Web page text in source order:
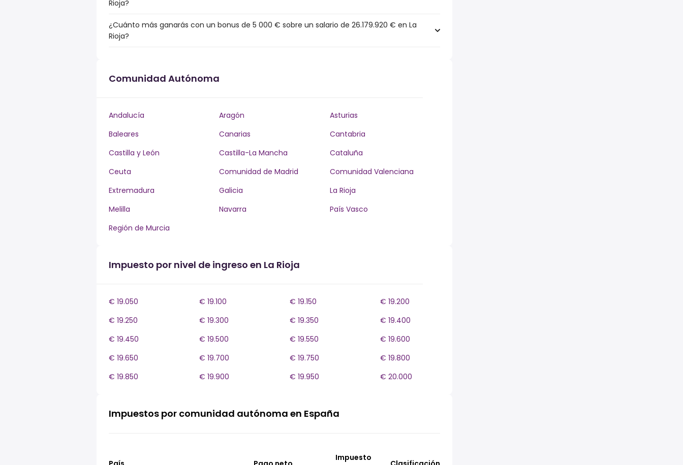
Rioja?
¿Cuánto más ganarás con un bonus de 5 000 € sobre un salario de 26.179.920 € en La
Rioja?
Comunidad Autónoma
Andalucía Aragón
Asturias
Baleares
Canarias
Cantabria
Castilla y León
Castilla-La Mancha
Cataluña
Ceuta
Comunidad de Madrid
Comunidad Valenciana
Extremadura
Galicia
La Rioja
Melilla
Navarra
País Vasco
Región de Murcia
Impuesto por nivel de ingreso en La Rioja
€ 19.050 € 19.100 € 19.150
€ 19.200
€ 19.250
€ 19.300 € 19.350
€ 19.400
€ 19.450
€ 19.500 € 19.550
€ 19.600
€ 19.650
€ 19.700 € 19.750
€ 19.800
€ 19.850
€ 19.900 € 19.950 € 20.000
Impuestos por comunidad autónoma en España
Impuesto